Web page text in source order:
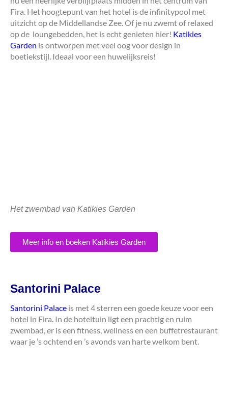
Fira. Het hoogtepunt van het hotel is de infinitypool met
uitzicht op de Middellandse Zee. Of je nu zwemt of relaxed
op de loungebedden, het is echt genieten hier! Katikies
Garden is ontworpen met veel oog voor design in
boetiekstijl. Ideaal voor een huwelijksreis!
Het zwembad van Katikies Garden
Meer info en boeken Katikies Garden
Santorini Palace
Santorini Palace is met 4 sterren een goede keuze voor een
hotel in Fira. In de hoteltuin ligt een prachtig en ruim
zwembad, er is een fitness, wellness en een buffetrestaurant
waar je ’s ochtend en ’s avonds van harte welkom bent.